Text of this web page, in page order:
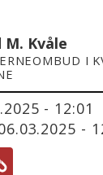
M. Kvåle
I
- 12:01
06.03.2025 -